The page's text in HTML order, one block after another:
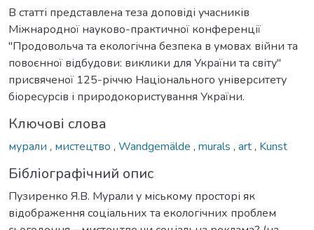
В статті представлена теза доповіді учасників
Міжнародної науково-практичної конференції
"Продовольча та екологічна безпека в умовах війни та
повоєнної відбудови: виклики для України та світу"
присвяченої 125-річчю Національного університету
біоресурсів і природокористування України.
Ключові слова
мурали , мистецтво , Wandgemälde , murals , art, Kunst
Бібліографічний опис
Пузиренко Я.В. Мурали у міському просторі як
відображення соціальних та екологічних проблем